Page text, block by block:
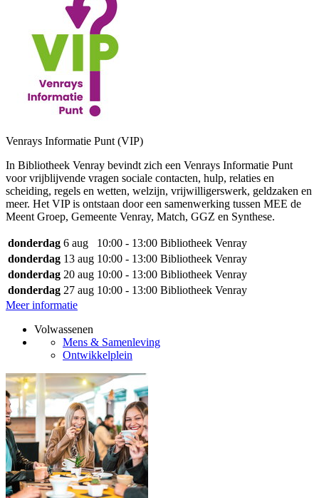
Venrays Informatie Punt (VIP)
In Bibliotheek Venray bevindt zich een Venrays Informatie Punt
voor vrijblijvende vragen sociale contacten, hulp, relaties en
scheiding, regels en wetten, welzijn, vrijwilligerswerk, geldzaken en
meer. Het VIP is ontstaan door een samenwerking tussen MEE de
Meent Groep, Gemeente Venray, Match, GGZ en Synthese.
donderdag 6 aug 10:00 - 13:00 Bibliotheek Venray
donderdag 13 aug 10:00 - 13:00 Bibliotheek Venray
donderdag 20 aug 10:00 - 13:00 Bibliotheek Venray
donderdag 27 aug 10:00 - 13:00 Bibliotheek Venray
Meer informatie
Volwassenen
Mens & Samenleving
Ontwikkelplein